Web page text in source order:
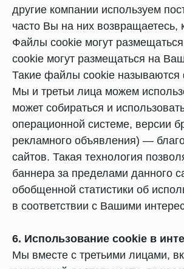
другие компании используем
часто Вы на них возвращаетесь,
Файлы cookie могут
cookie могут размещаться на
Такие файлы cookie называются
Мы и третьи лица можем
может собираться и
операционной системе, версии
рекламного объявления) —
сайтов. Такая технология
баннера за пределами данного
обобщенной статистики об
в соответствии с Вашими
6. Использование cookie в
Мы вместе с третьими лицами,